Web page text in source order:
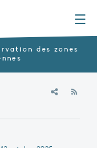
des zones